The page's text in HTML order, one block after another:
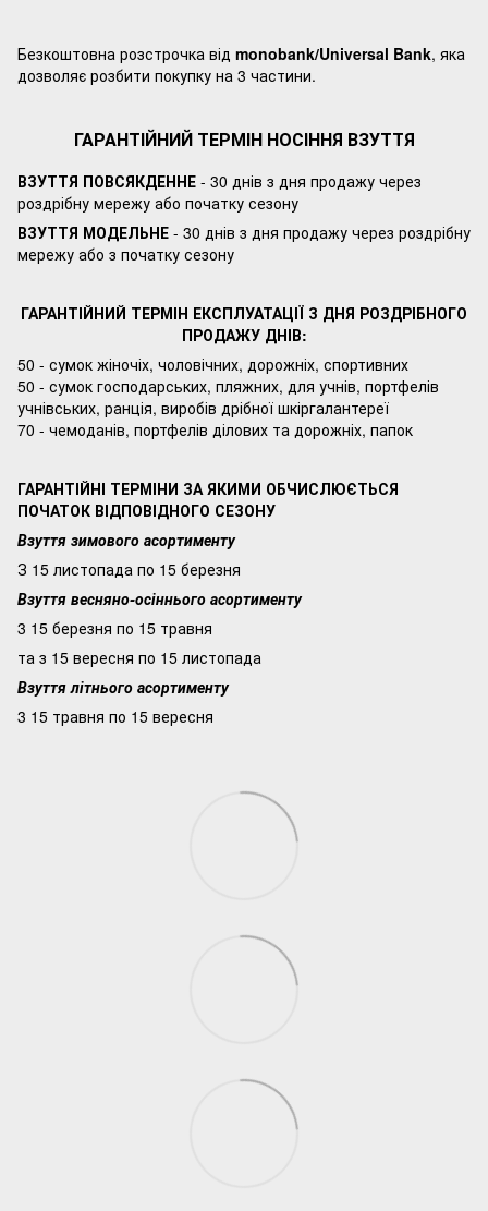
Безкоштовна розстрочка від monobank/Universal Bank, яка
дозволяє розбити покупку на 3 частини.
ГАРАНТІЙНИЙ ТЕРМІН НОСІННЯ ВЗУТТЯ
ВЗУТТЯ ПОВСЯКДЕННЕ - 30 днів з дня продажу через
роздрібну мережу або початку сезону
ВЗУТТЯ МОДЕЛЬНЕ - 30 днів з дня продажу через роздрібну
мережу або з початку сезону
ГАРАНТІЙНИЙ ТЕРМІН ЕКСПЛУАТАЦІЇ З ДНЯ РОЗДРІБНОГО
ПРОДАЖУ ДНІВ:
50 - сумок жіночіх, чоловічних, дорожніх, спортивних
50 - сумок господарських, пляжних, для учнів, портфелів
учнівських, ранція, виробів дрібної шкіргалантереї
70 - чемоданів, портфелів ділових та дорожніх, папок
ГАРАНТІЙНІ ТЕРМІНИ ЗА ЯКИМИ ОБЧИСЛЮЄТЬСЯ
ПОЧАТОК ВІДПОВІДНОГО СЕЗОНУ
Взуття зимового асортименту
З 15 листопада по 15 березня
Взуття весняно-осіннього асортименту
3 15 березня по 15 травня
та з 15 вересня по 15 листопада
Взуття літнього асортименту
3 15 травня по 15 вересня